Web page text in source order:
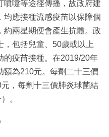
噴嚏等途徑傳播，故政府建
均應接種流感疫苗以保障個
約兩星期便會產生抗體。政
，包括兒童、50歲或以上
的疫苗接種。在2019/20年
額為210元。每劑二十三價
，每劑十三價肺炎球菌結
。